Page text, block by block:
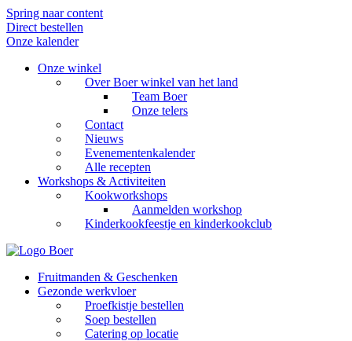
Spring naar content
Direct bestellen
Onze kalender
Onze winkel
Over Boer winkel van het land
Team Boer
Onze telers
Contact
Nieuws
Evenementenkalender
Alle recepten
Workshops & Activiteiten
Kookworkshops
Aanmelden workshop
Kinderkookfeestje en kinderkookclub
Fruitmanden & Geschenken
Gezonde werkvloer
Proefkistje bestellen
Soep bestellen
Catering op locatie